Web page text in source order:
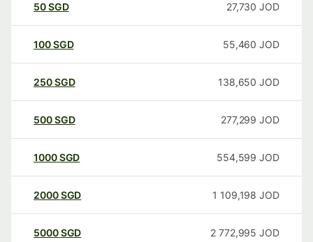
50SGD 27,730 JOD
100SGD 55,460 JOD
250SGD 138,650 JOD
500SGD 277,299 JOD
1000SGD 554,599 JOD
2000SGD 1 109,198 JOD
5000SGD 2 772,995 JOD